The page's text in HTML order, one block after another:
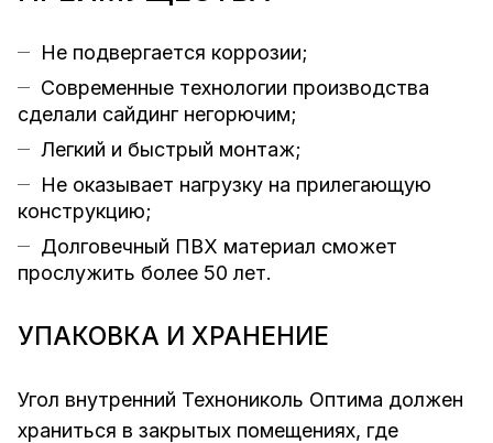
Не подвергается коррозии;
Современные технологии производства
сделали сайдинг негорючим;
Легкий и быстрый монтаж;
Не оказывает нагрузку на прилегающую
конструкцию;
Долговечный ПВХ материал сможет
прослужить более 50 лет.
УПАКОВКА И ХРАНЕНИЕ
Угол внутренний Технониколь Оптима должен
храниться в закрытых помещениях, где